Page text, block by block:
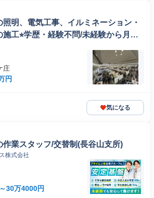
明、電気工事、イルミネーション・
工⭐︎学歴・経験不問/未経験から月給3
度あり
庄
円
気になる
作業スタッフ/交替制(長谷山支所)
株式会社
30万4000円